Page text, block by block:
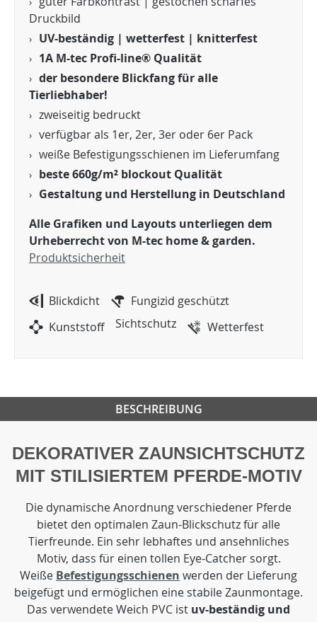
Druckbild
UV-beständig | wetterfest | knitterfest
1A M-tec Profi-line® Qualität
der besondere Blickfang für alle
Tierliebhaber!
zweiseitig bedruckt
verfügbar als 1er, 2er, 3er oder 6er Pack
weiße Befestigungsschienen im Lieferumfang
beste 660g/m² blockout Qualität
Gestaltung und Herstellung in Deutschland
Alle Grafiken und Layouts unterliegen dem
Urheberrecht von M-tec home & garden.
Produktsicherheit
Blickdicht
Fungizid geschützt
Kunststoff
Sichtschutz Wetterfest
BESCHREIBUNG
DEKORATIVER ZAUNSICHTSCHUTZ
MIT STILISIERTEM PFERDE-MOTIV
Die dynamische Anordnung verschiedener Pferde
bietet den optimalen Zaun-Blickschutz für alle
Tierfreunde. Ein sehr lebhaftes und ansehnliches
Motiv, dass für einen tollen Eye-Catcher sorgt.
Weiße Befestigungsschienen werden der Lieferung
beigefügt und ermöglichen eine stabile Zaunmontage.
Das verwendete Weich PVC ist uv-beständig und